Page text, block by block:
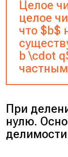
Целое
целое
что $b$
b \cdot
При
нулю.